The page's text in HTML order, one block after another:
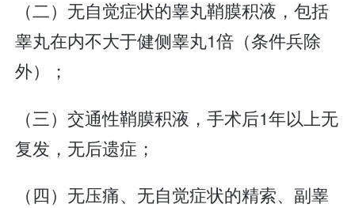
（二）无自觉症状的睾丸鞘膜积液，包括
睾丸在内不大于健侧睾丸1倍（条件兵除
外）；
（三）交通性鞘膜积液，手术后1年以上无
复发，无后遗症；
（四）无压痛、无自觉症状的精索、副睾